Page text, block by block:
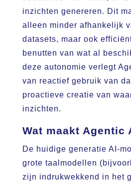
inzichten genereren. Dit
alleen minder afhankelijk
datasets, maar ook
benutten van wat al
deze autonomie verlegt
van reactief gebruik van
proactieve creatie van
inzichten.
Wat maakt Agentic
De huidige generatie AI-
grote taalmodellen
zijn indrukwekkend in het